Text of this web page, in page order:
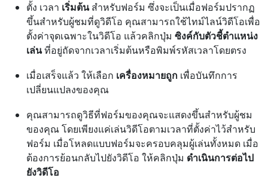
ตั้ง เวลา เริ่มต้นสําหรับฟอร์ม ซึ่งจะเป็นเมื่อฟอร์มปรากฏ
ขึ้นสําหรับผู้ชมที่ดูวิดีโอ คุณสามารถใช้ไทม์ไลน์วิดีโอเพื่อ
ตั้งค่าจุดเฉพาะในวิดีโอ แล้วคลิกปุ่ม ซิงค์กับตัวชี้ตําแหน่ง
เล่นที่อยู่ถัดจากเวลาเริ่มต้นหรือพิมพ์รหัสเวลาโดยตรง
เมื่อเสร็จแล้ว ให้เลือก เครื่องหมายถูก เพื่อบันทึกการ
เปลี่ยนแปลงของคุณ
คุณสามารถดูวิธีที่ฟอร์มของคุณจะแสดงขึ้นสําหรับผู้ชม
ของคุณ โดยเพียงแค่เล่นวิดีโอตามเวลาที่ตั้งค่าไว้สําหรับ
ฟอร์ม เมื่อโหลดแบบฟอร์มจะครอบคลุมผู้เล่นทั้งหมด เมื่อ
ต้องการย้อนกลับไปยังวิดีโอ ให้คลิกปุ่ม ดําเนินการต่อไป
ยังวิดีโอ